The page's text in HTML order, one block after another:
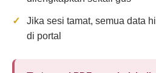
Jika sesi tamat, semua data
di portal